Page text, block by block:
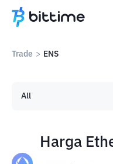
Trade > ENS
Harga
All